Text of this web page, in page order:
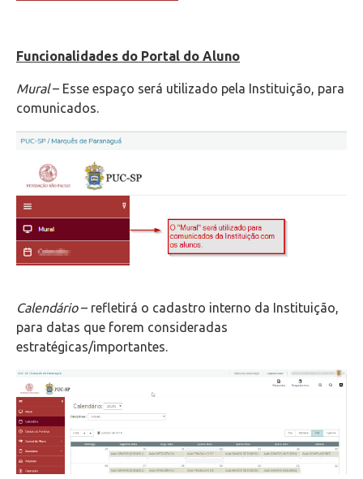
Funcionalidades do Portal do Aluno
Mural– Esse espaço será utilizado pela Instituição, para
comunicados.
Calendário– refletirá o cadastro interno da Instituição,
para datas que forem consideradas
estratégicas/importantes.